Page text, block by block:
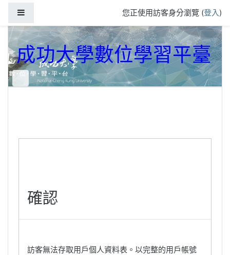
您正使用訪客身分瀏覽 (登入)
成功大學數位學習平臺
確認
訪客無法存取用戶個人資料表。以完整的用戶帳號